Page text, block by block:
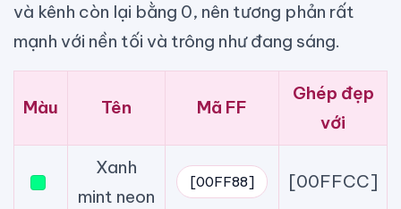
và kênh còn lại bằng 0, nên tương phản rất
mạnh với nền tối và trông như đang sáng.
Màu Tên Mã FF
Ghép đẹp
với
Xanh
mint neon
[00FF88] [00FFCC]